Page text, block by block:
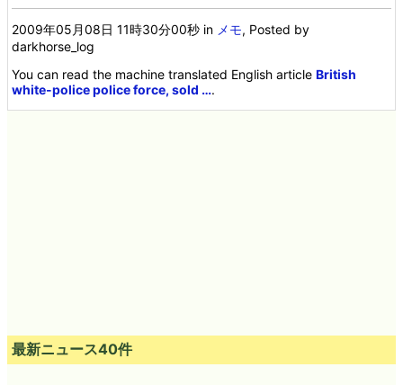
2009年05月08日 11時30分00秒 in メモ, Posted by
darkhorse_log
You can read the machine translated English articleBritish
white-police police force, sold ….
最新ニュース40件